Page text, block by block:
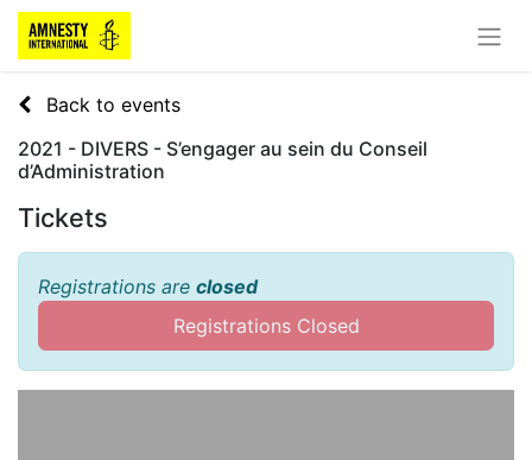
Back to events
2021 - DIVERS - S’engager au sein du Conseil
d’Administration
Tickets
Registrations are closed
Registrations Closed